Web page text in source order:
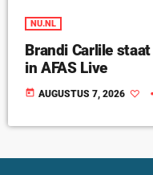
NU.NL
Brandi Carlile
in AFAS Live
today AUGUSTUS 7, 2026